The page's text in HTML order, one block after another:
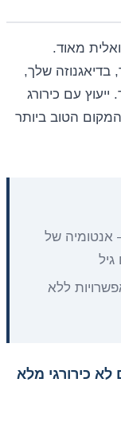
מאוד.
בדיאגנוזה שלך,
עם כירורג
הטוב ביותר
של
ללא
כירורגי מלא